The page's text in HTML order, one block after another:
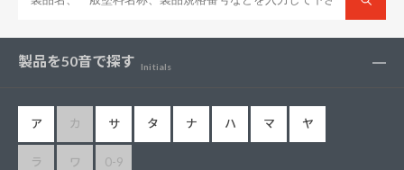
製品を50音で探す Initials
ア カ サ タ ナ ハ マ ヤ
ラ ワ 0-9